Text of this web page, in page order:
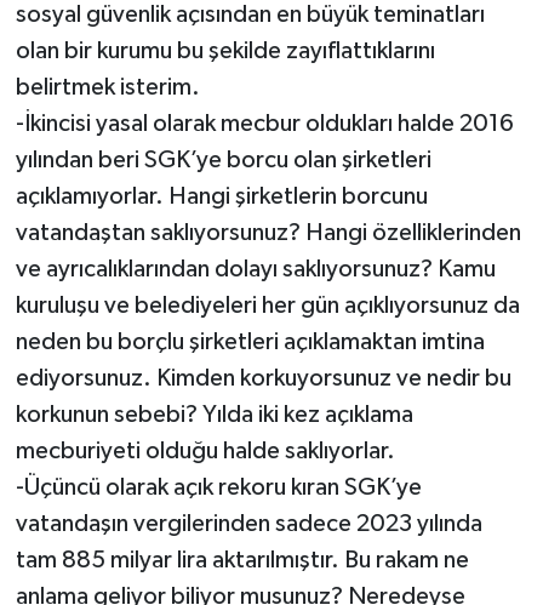
sosyal güvenlik açısından en büyük teminatları
olan bir kurumu bu şekilde zayıflattıklarını
belirtmek isterim.
-İkincisi yasal olarak mecbur oldukları halde 2016
yılından beri SGK’ye borcu olan şirketleri
açıklamıyorlar. Hangi şirketlerin borcunu
vatandaştan saklıyorsunuz? Hangi özelliklerinden
ve ayrıcalıklarından dolayı saklıyorsunuz? Kamu
kuruluşu ve belediyeleri her gün açıklıyorsunuz da
neden bu borçlu şirketleri açıklamaktan imtina
ediyorsunuz. Kimden korkuyorsunuz ve nedir bu
korkunun sebebi? Yılda iki kez açıklama
mecburiyeti olduğu halde saklıyorlar.
-Üçüncü olarak açık rekoru kıran SGK’ye
vatandaşın vergilerinden sadece 2023 yılında
tam 885 milyar lira aktarılmıştır. Bu rakam ne
anlama geliyor biliyor musunuz? Neredeyse